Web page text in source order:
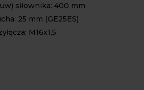
siłownika: 400 mm
25 mm (GE25ES)
M16x1,5